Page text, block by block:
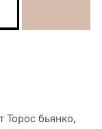
бьянко,